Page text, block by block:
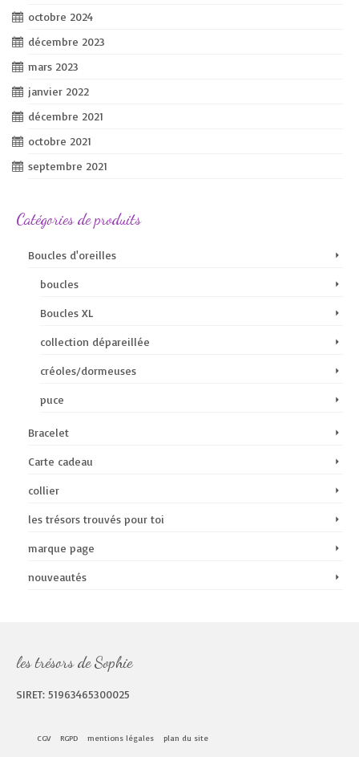
octobre 2024
décembre 2023
mars 2023
janvier 2022
décembre 2021
octobre 2021
septembre 2021
Catégories de produits
Boucles d'oreilles
boucles
Boucles XL
collection dépareillée
créoles/dormeuses
puce
Bracelet
Carte cadeau
collier
les trésors trouvés pour toi
marque page
nouveautés
les trésors de Sophie
SIRET: 51963465300025
CGV RGPD mentions légales plan du site